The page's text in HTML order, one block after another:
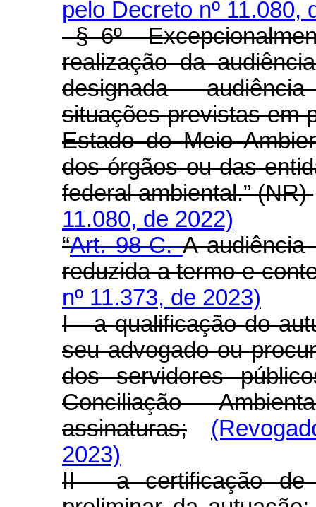
pelo Decreto nº 11.080,
§ 6º
realização da
designada
situações previstas em
Estado do Meio
dos órgãos ou das
federal ambiental.” (NR)
11.080, de 2022)
“Art. 98-C.A audiência
reduzida a termo e
nº 11.373, de 2023)
I - a qualificação do
seu advogado ou
dos servidores
Conciliação
assinaturas;
2023)
II - a certificação de